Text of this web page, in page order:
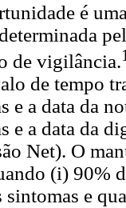
é
de vigilância.
de tempo
e a data da
e a data da
Net). O
(i) 90%
e